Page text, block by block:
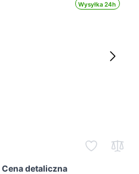
Wysyłka 24h
Cena detaliczna